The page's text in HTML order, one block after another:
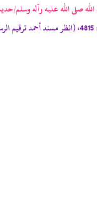
صلى الله عليه وآله وسلم/حدیث: